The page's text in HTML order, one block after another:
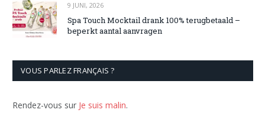
9 JUNI, 2026
Spa Touch Mocktail drank 100% terugbetaald –
beperkt aantal aanvragen
VOUS PARLEZ FRANÇAIS ?
Rendez-vous sur Je suis malin.